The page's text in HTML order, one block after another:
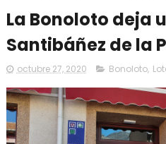
La Bonoloto deja
Santibáñez de la
octubre 27, 2020 Bonoloto,